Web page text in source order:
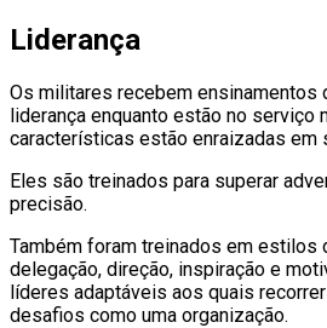
Liderança
Os militares recebem ensinamentos
liderança enquanto estão no serviço
características estão enraizadas em
Eles são treinados para superar
precisão.
Também foram treinados em estilos
delegação, direção, inspiração e
líderes adaptáveis ​​aos quais
desafios como uma organização.